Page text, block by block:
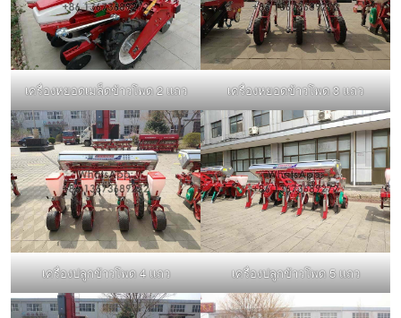
เครื่องหยอดเมล็ดข้าวโพด 2 แถว เครื่องหยอดข้าวโพด 3 แถว
เครื่องปลูกข้าวโพด 4 แถว เครื่องปลูกข้าวโพด 5 แถว